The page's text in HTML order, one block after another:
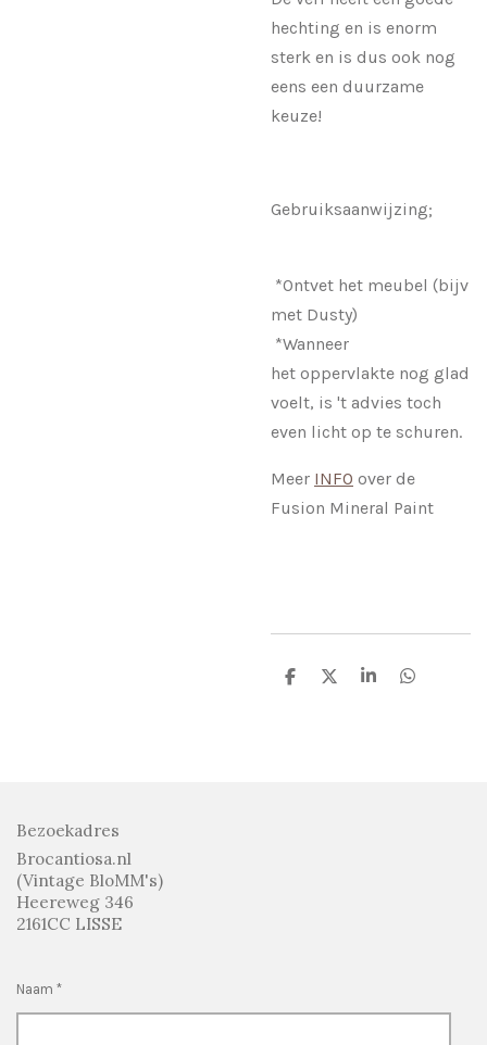
hechting en is enorm
sterk en is dus ook nog
eens een duurzame
keuze!
Gebruiksaanwijzing;
*Ontvet het meubel (bijv
met Dusty)
*Wanneer
het oppervlakte nog glad
voelt, is 't advies toch
even licht op te schuren.
Meer INFO over de
Fusion Mineral Paint
D
D
S
D
Bezoekadres
Brocantiosa.nl
(Vintage BloMM's)
Heereweg 346
2161CC LISSE
Naam *